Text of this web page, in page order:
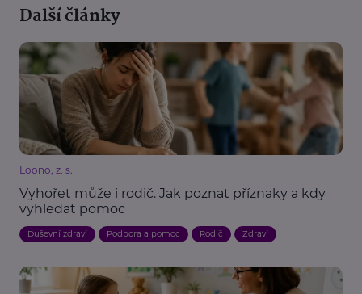
Další články
Loono, z. s.
Vyhořet může i rodič. Jak poznat příznaky a kdy
vyhledat pomoc
Duševní zdraví Podpora a pomoc Rodič Zdraví